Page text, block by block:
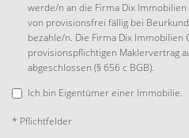
werde/n an die Firma Dix
von provisionsfrei fällig bei
bezahle/n. Die Firma Dix Immobilien
provisionspflichtigen Maklervertrag
abgeschlossen (§ 656 c BGB).
Ich bin Eigentümer einer Immobilie.
* Pflichtfelder